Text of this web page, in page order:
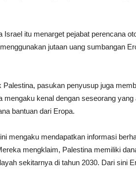
Israel itu menarget pejabat perencana
jutaan uang sumbangan
Palestina, pasukan penyusup juga
mengaku kenal dengan seseorang
bantuan dari Eropa.
mengaku mendapatkan informasi
mengklaim, Palestina memiliki
sekitarnya di tahun 2030. Dari sini